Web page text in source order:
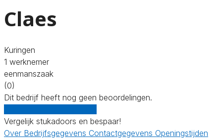
Claes
Kuringen
1 werknemer
eenmanszaak
(0)
Dit bedrijf heeft nog geen beoordelingen.
Vergelijk stukadoors en bespaar!
Over Bedrijfsgegevens Contactgegevens Openingstijden